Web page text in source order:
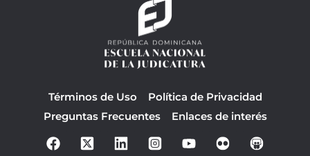
Términos de Uso
Política de Privacidad
Preguntas Frecuentes
Enlaces de interés
F
a
o